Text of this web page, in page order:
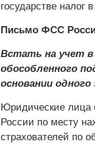
государстве налог
Письмо ФСС
Встать на учет в
обособленного
основании одного
Юридические лица
России по месту
страхователей по